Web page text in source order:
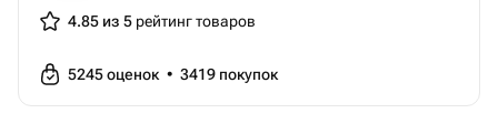
4.85 из 5 рейтинг товаров
5245оценок • 3419 покупок